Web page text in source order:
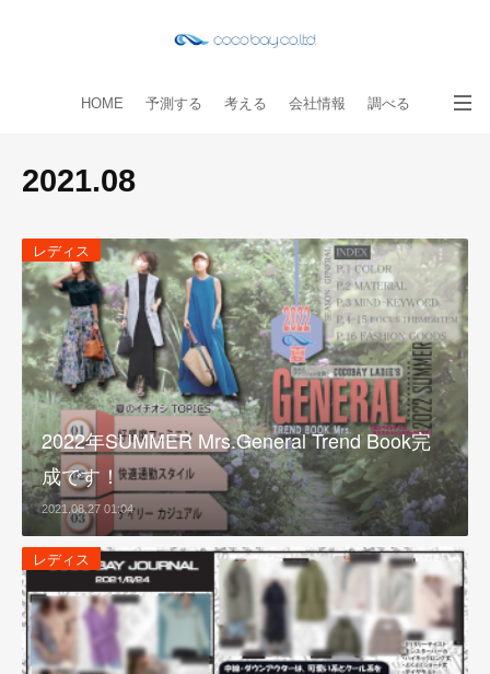
HOME 予測する 考える 会社情報 調べる
2021.08
レディス
2022年SUMMER Mrs.General Trend Book完
成です！
2021.08.27 01:04
レディス